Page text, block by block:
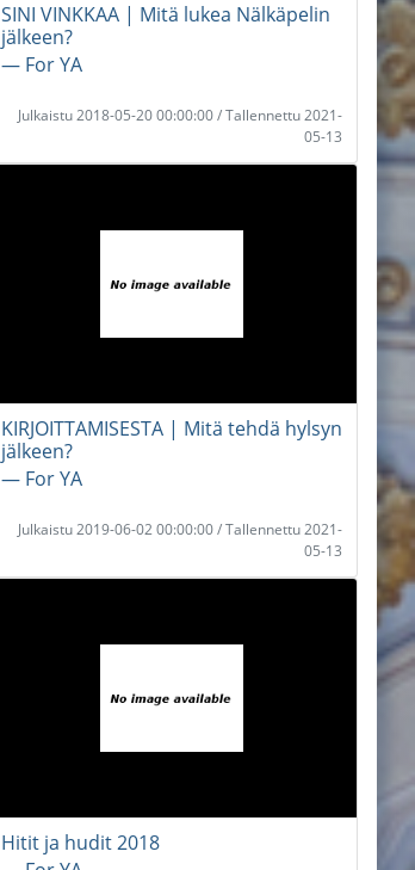
SINI VINKKAA | Mitä lukea Nälkäpelin
jälkeen?
― For YA
Julkaistu 2018-05-20 00:00:00 / Tallennettu 2021-
05-13
KIRJOITTAMISESTA | Mitä tehdä hylsyn
jälkeen?
― For YA
Julkaistu 2019-06-02 00:00:00 / Tallennettu 2021-
05-13
Hitit ja hudit 2018